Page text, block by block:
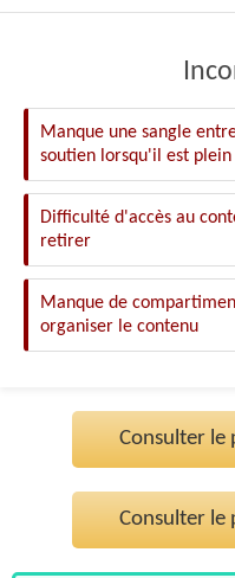
Manque une sangle
soutien lorsqu'il est plein
Difficulté d'accès au
retirer
Manque de
organiser le contenu
Consulter le
Consulter le